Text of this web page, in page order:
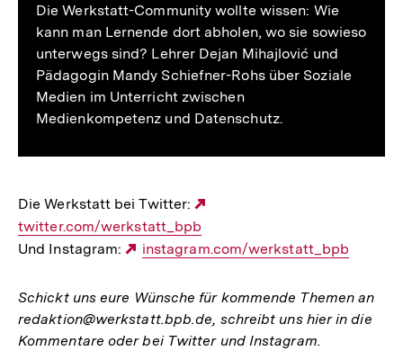
Die Werkstatt-Community wollte wissen: Wie
kann man Lernende dort abholen, wo sie sowieso
unterwegs sind? Lehrer Dejan Mihajlović und
Pädagogin Mandy Schiefner-Rohs über Soziale
Medien im Unterricht zwischen
Medienkompetenz und Datenschutz.
Die Werkstatt bei Twitter:
twitter.com/werkstatt_bpb
Und Instagram:
Externer
instagram.com/werkstatt_bpb
Schickt uns eure Wünsche für kommende Themen an
redaktion@werkstatt.bpb.de, schreibt uns hier in die
Kommentare oder bei Twitter und Instagram.